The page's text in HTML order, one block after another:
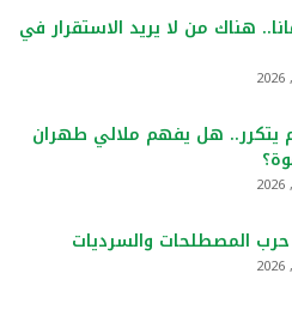
هناك من لا يريد الاستقرار في
يتكرر.. هل يفهم ملالي طهران
المصطلحات والسرديات